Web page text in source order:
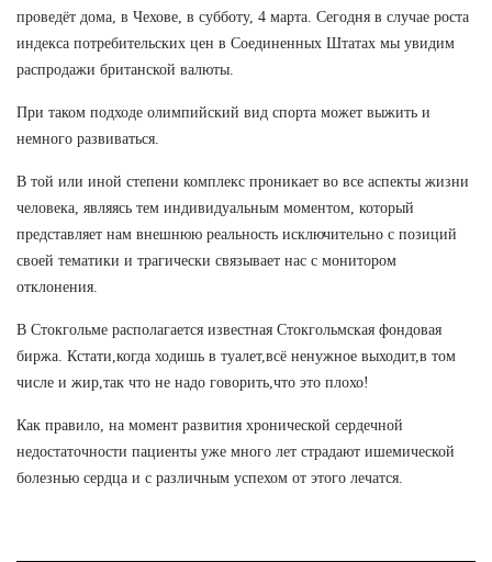
проведёт дома, в Чехове, в субботу, 4 марта. Сегодня в случае роста
индекса потребительских цен в Соединенных Штатах мы увидим
распродажи британской валюты.
При таком подходе олимпийский вид спорта может выжить и
немного развиваться.
В той или иной степени комплекс проникает во все аспекты жизни
человека, являясь тем индивидуальным моментом, который
представляет нам внешнюю реальность исключительно с позиций
своей тематики и трагически связывает нас с монитором
отклонения.
В Стокгольме располагается известная Стокгольмская фондовая
биржа. Кстати,когда ходишь в туалет,всё ненужное выходит,в том
числе и жир,так что не надо говорить,что это плохо!
Как правило, на момент развития хронической сердечной
недостаточности пациенты уже много лет страдают ишемической
болезнью сердца и с различным успехом от этого лечатся.